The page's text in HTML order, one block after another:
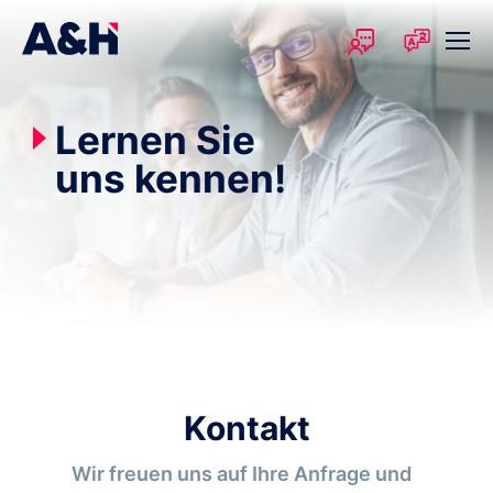
Lernen Sie
uns kennen!
Kontakt
Wir freuen uns auf Ihre Anfrage und